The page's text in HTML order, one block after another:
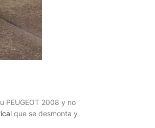
PEUGEOT 2008 y no
que se desmonta y